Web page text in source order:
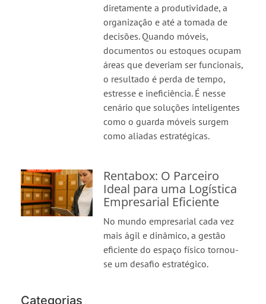
diretamente a produtividade, a
organização e até a tomada de
decisões. Quando móveis,
documentos ou estoques ocupam
áreas que deveriam ser funcionais,
o resultado é perda de tempo,
estresse e ineficiência. É nesse
cenário que soluções inteligentes
como o guarda móveis surgem
como aliadas estratégicas.
Rentabox: O Parceiro
Ideal para uma Logística
Empresarial Eficiente
No mundo empresarial cada vez
mais ágil e dinâmico, a gestão
eficiente do espaço físico tornou-
se um desafio estratégico.
Categorias